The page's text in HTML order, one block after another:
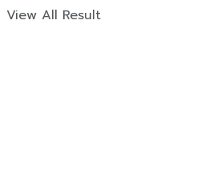
View All Result